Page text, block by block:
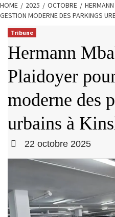
HOME 2025 OCTOBRE
GESTION MODERNE DES PARKINGS
Tribune
Hermann
Plaidoyer
moderne des
urbains à
22 octobre 2025